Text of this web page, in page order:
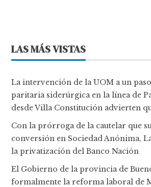
LAS MÁS VISTAS
La intervención de la UOM a un
paritaria siderúrgica en la línea de
desde Villa Constitución advierten
Con la prórroga de la cautelar que
conversión en Sociedad Anónima,
la privatización del Banco Nación
El Gobierno de la provincia de
formalmente la reforma laboral de